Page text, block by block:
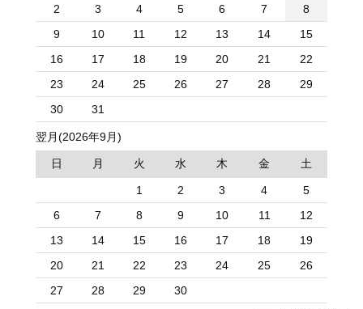
2
3 4 5 6 7
8
9
10 11 12 13 14
15
16
17 18 19 20 21
22
23
24 25 26 27 28
29
30
31
翌月(2026年9月)
日 月 火 水 木 金 土
1 2 3 4
5
6
7 8 9 10 11
12
13
14 15 16 17 18
19
20
21 22 23 24 25
26
27
28 29 30